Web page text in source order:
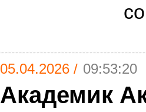
05.04.2026 / 09:53:20
Академик